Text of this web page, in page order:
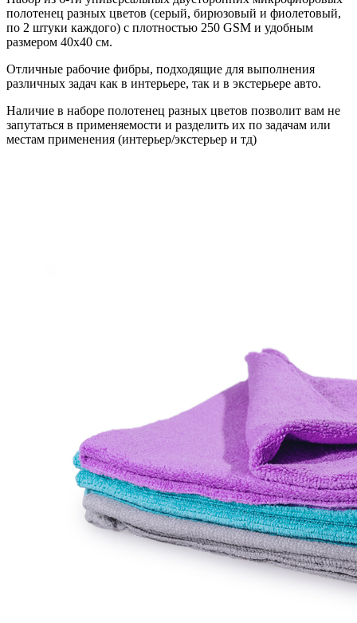
полотенец разных цветов (серый, бирюзовый и фиолетовый,
по 2 штуки каждого) с плотностью 250 GSM и удобным
размером 40х40 см.
Отличные рабочие фибры, подходящие для выполнения
различных задач как в интерьере, так и в экстерьере авто.
Наличие в наборе полотенец разных цветов позволит вам не
запутаться в применяемости и разделить их по задачам или
местам применения (интерьер/экстерьер и тд)